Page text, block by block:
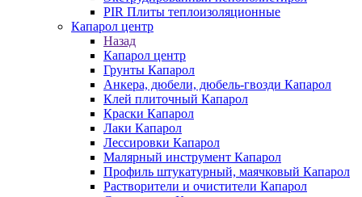
PIR Плиты теплоизоляционные
Капарол центр
Назад
Капарол центр
Грунты Капарол
Анкера, дюбели, дюбель-гвозди Капарол
Клей плиточный Капарол
Краски Капарол
Лаки Капарол
Лессировки Капарол
Малярный инструмент Капарол
Профиль штукатурный, маячковый Капарол
Растворители и очистители Капарол